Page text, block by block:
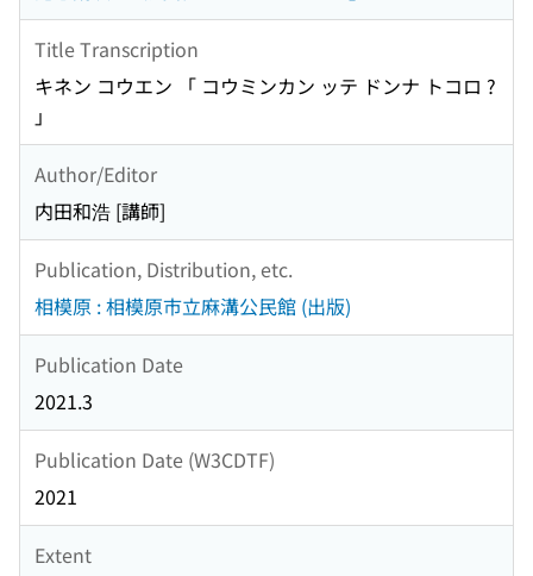
Title Transcription
キネン コウエン 「 コウミンカン ッテ ドンナ トコロ ?
」
Author/Editor
内田和浩 [講師]
Publication, Distribution, etc.
相模原 : 相模原市立麻溝公民館 (出版)
Publication Date
2021.3
Publication Date (W3CDTF)
2021
Extent